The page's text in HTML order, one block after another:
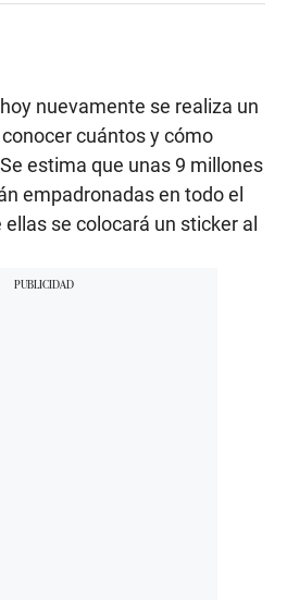
nuevamente se realiza un
cuántos y cómo
estima que unas 9 millones
empadronadas en todo el
se colocará un sticker al